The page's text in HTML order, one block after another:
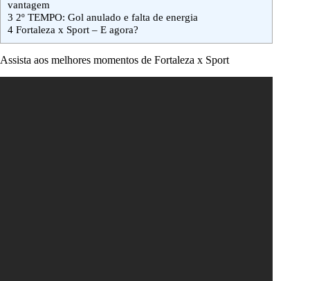
vantagem
3 2º TEMPO: Gol anulado e falta de energia
4 Fortaleza x Sport – E agora?
Assista aos melhores momentos de Fortaleza x Sport